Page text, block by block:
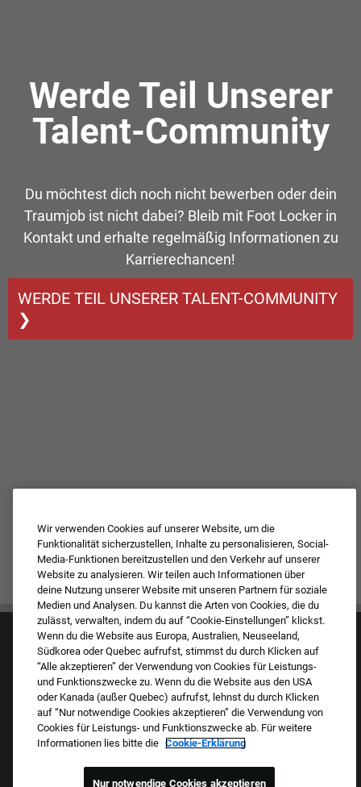
Werde Teil Unserer
Talent-Community
Du möchtest dich noch nicht bewerben oder dein
Traumjob ist nicht dabei? Bleib mit Foot Locker in
Kontakt und erhalte regelmäßig Informationen zu
Karrierechancen!
WERDE TEIL UNSERER TALENT-COMMUNITY
❯
Kultur & Werte
Unsere Marken
Unternehmen
FAQ – Häufig gestellte Fragen
Wir verwenden Cookies auf unserer Website, um die
Funktionalität sicherzustellen, Inhalte zu personalisieren, Social-
Media-Funktionen bereitzustellen und den Verkehr auf unserer
Website zu analysieren. Wir teilen auch Informationen über
deine Nutzung unserer Website mit unseren Partnern für soziale
Medien und Analysen. Du kannst die Arten von Cookies, die du
zulässt, verwalten, indem du auf “Cookie-Einstellungen” klickst.
Wenn du die Website aus Europa, Australien, Neuseeland,
Südkorea oder Quebec aufrufst, stimmst du durch Klicken auf
“Alle akzeptieren” der Verwendung von Cookies für Leistungs-
und Funktionszwecke zu. Wenn du die Website aus den USA
oder Kanada (außer Quebec) aufrufst, lehnst du durch Klicken
auf “Nur notwendige Cookies akzeptieren” die Verwendung von
Cookies für Leistungs- und Funktionszwecke ab. Für weitere
Informationen lies bitte die Cookie-Erklärung
Nur notwendige Cookies akzeptieren